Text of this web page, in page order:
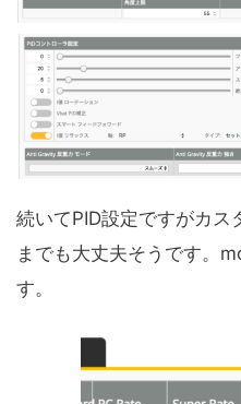
続いてPID設定ですがカス
までも大丈夫そうです。
す。